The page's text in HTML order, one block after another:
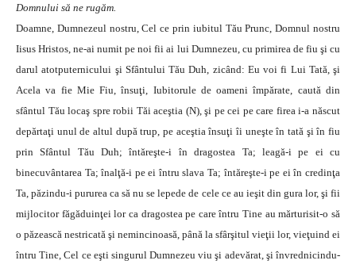
Domnului să ne rugăm.
Doamne, Dumnezeul nostru, Cel ce prin iubitul Tău Prunc, Domnul nostru
Iisus Hristos, ne-ai numit pe noi fii ai lui Dumnezeu, cu primirea de fiu şi cu
darul atotputernicului şi Sfântului Tău Duh, zicând: Eu voi fi Lui Tată, şi
Acela va fie Mie Fiu, însuţi, Iubitorule de oameni împărate, caută din
sfântul Tău locaş spre robii Tăi aceştia (N), şi pe cei pe care firea i-a născut
depărtaţi unul de altul după trup, pe aceştia însuţi îi uneşte în tată şi în fiu
prin Sfântul Tău Duh; întăreşte-i în dragostea Ta; leagă-i pe ei cu
binecuvântarea Ta; înalţă-i pe ei întru slava Ta; întăreşte-i pe ei în credinţa
Ta, păzindu-i pururea ca să nu se lepede de cele ce au ieşit din gura lor, şi fii
mijlocitor făgăduinţei lor ca dragostea pe care întru Tine au mărturisit-o să
o păzească nestricată şi nemincinoasă, până la sfârşitul vieţii lor, vieţuind ei
întru Tine, Cel ce eşti singurul Dumnezeu viu şi adevărat, şi învrednicindu-